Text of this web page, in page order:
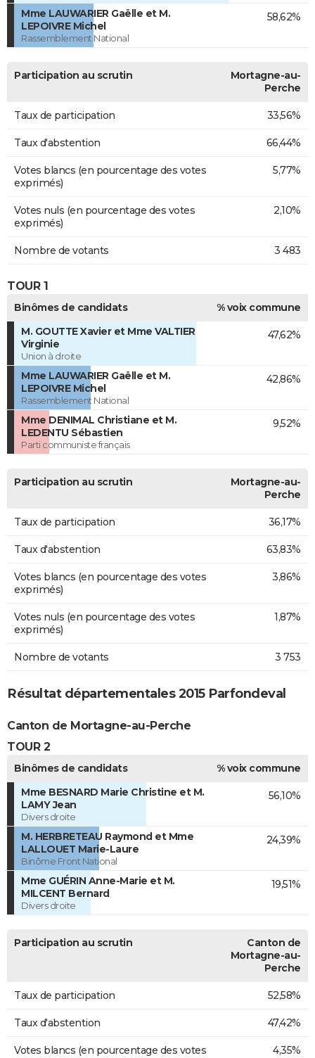
Mme LAUWARIER Gaëlle et M.
LEPOIVRE Michel
Rassemblement National
58,62%
Participation au scrutin
Mortagne-au-
Perche
Taux de participation 33,56%
Taux d'abstention 66,44%
Votes blancs (en pourcentage des votes
exprimés)
5,77%
Votes nuls (en pourcentage des votes
exprimés)
2,10%
Nombre de votants 3 483
TOUR 1
Binômes de candidats
% voix commune
M. GOUTTE Xavier et Mme VALTIER
Virginie
Union à droite
47,62%
Mme LAUWARIER Gaëlle et M.
LEPOIVRE Michel
Rassemblement National
42,86%
Mme DENIMAL Christiane et M.
LEDENTU Sébastien
Parti communiste français
9,52%
Participation au scrutin
Mortagne-au-
Perche
Taux de participation 36,17%
Taux d'abstention 63,83%
Votes blancs (en pourcentage des votes
exprimés)
3,86%
Votes nuls (en pourcentage des votes
exprimés)
1,87%
Nombre de votants 3 753
Résultat départementales 2015 Parfondeval
Canton de Mortagne-au-Perche
TOUR 2
Binômes de candidats
% voix commune
Mme BESNARD Marie Christine et M.
LAMY Jean
Divers droite
56,10%
M. HERBRETEAU Raymond et Mme
LALLOUET Marie-Laure
Binôme Front National
24,39%
Mme GUÉRIN Anne-Marie et M.
MILCENT Bernard
Divers droite
19,51%
Participation au scrutin
Canton de
Mortagne-au-
Perche
Taux de participation 52,58%
Taux d'abstention 47,42%
Votes blancs (en pourcentage des votes
4,35%